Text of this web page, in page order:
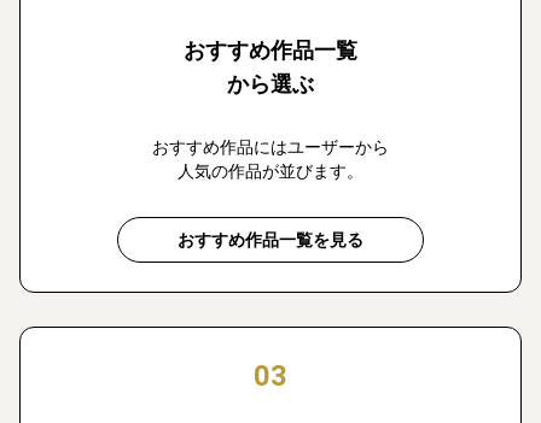
おすすめ作品一覧
から選ぶ
おすすめ作品にはユーザーから
人気の作品が並びます。
おすすめ作品一覧を見る
03